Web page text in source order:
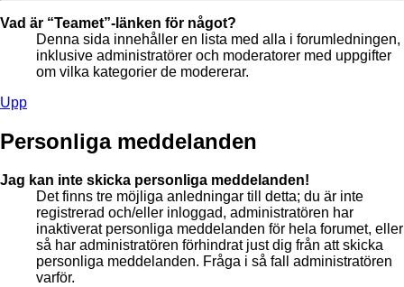
Vad är “Teamet”-länken för något?
Denna sida innehåller en lista med alla i forumledningen,
inklusive administratörer och moderatorer med uppgifter
om vilka kategorier de modererar.
Upp
Personliga meddelanden
Jag kan inte skicka personliga meddelanden!
Det finns tre möjliga anledningar till detta; du är inte
registrerad och/eller inloggad, administratören har
inaktiverat personliga meddelanden för hela forumet, eller
så har administratören förhindrat just dig från att skicka
personliga meddelanden. Fråga i så fall administratören
varför.